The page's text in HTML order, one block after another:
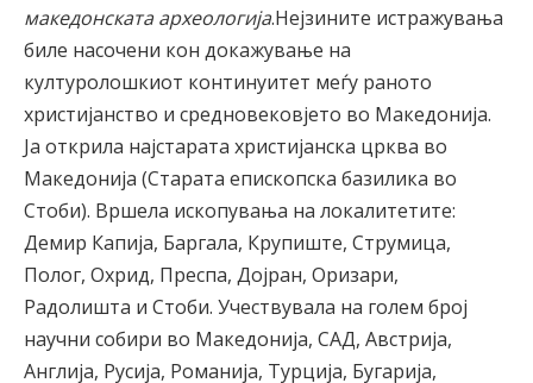
македонската археологија.Нејзините истражувања
биле насочени кон докажување на
културолошкиот континуитет меѓу раното
христијанство и средновековјето во Македонија.
Ја открила најстарата христијанска црква во
Македонија (Старата епископска базилика во
Стоби). Вршела ископувања на локалитетите:
Демир Капија, Баргала, Крупиште, Струмица,
Полог, Охрид, Преспа, Дојран, Оризари,
Радолишта и Стоби. Учествувала на голем број
научни собири во Македонија, САД, Австрија,
Англија, Русија, Романија, Турција, Бугарија,